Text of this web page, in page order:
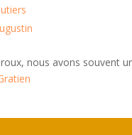
nous avons souvent